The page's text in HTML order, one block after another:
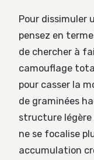
Pour dissimuler
pensez en
de chercher à
camouflage
pour casser la
de graminées
structure légère
ne se focalise
accumulation